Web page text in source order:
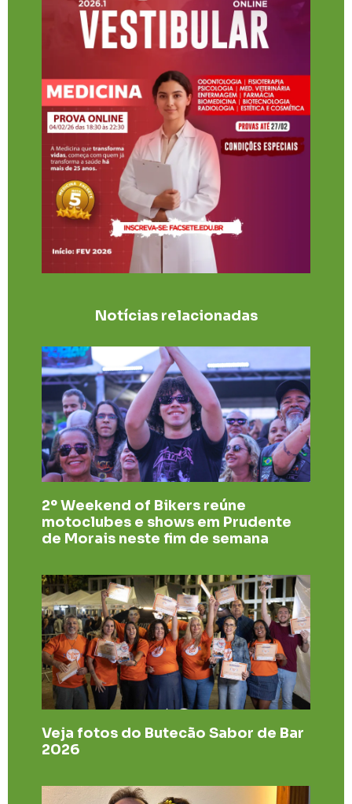
Notícias relacionadas
2º Weekend of Bikers reúne
motoclubes e shows em Prudente
de Morais neste fim de semana
Veja fotos do Butecão Sabor de Bar
2026